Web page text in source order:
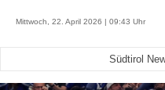
Mittwoch, 22. April 2026 | 09:43 Uhr
Südtirol